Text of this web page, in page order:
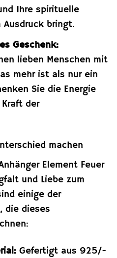
Ihre spirituelle
Ausdruck bringt.
Geschenk:
lieben Menschen mit
mehr ist als nur ein
Sie die Energie
der
machen
Element Feuer
und Liebe zum
einige der
die dieses
Gefertigt aus 925/-